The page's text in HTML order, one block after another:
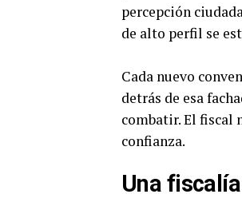
percepción
de alto perfil se
Cada nuevo
detrás de esa
combatir. El fiscal
confianza.
Una